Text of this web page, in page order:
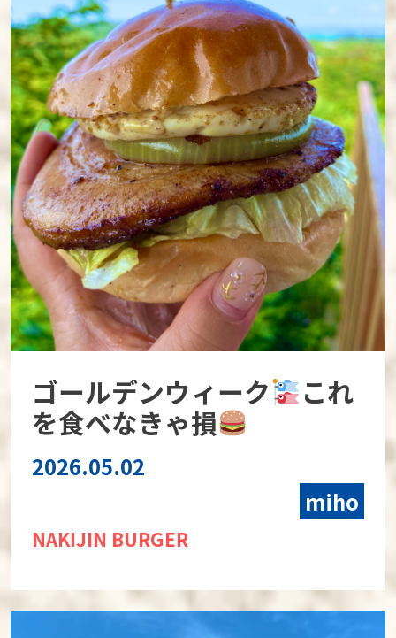
ゴールデンウィーク これ
を食べなきゃ損
2026.05.02
miho
NAKIJIN BURGER